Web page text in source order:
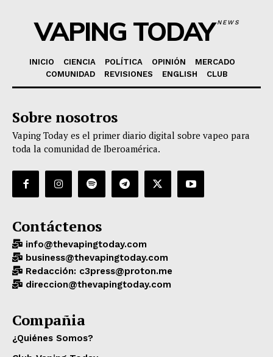
VAPING TODAYNEWS
INICIO CIENCIA POLÍTICA OPINIÓN
MERCADO
COMUNIDAD
REVISIONES ENGLISH CLUB
Sobre nosotros
Vaping Today es el primer diario digital sobre vapeo para
toda la comunidad de Iberoamérica.
Contáctenos
info@thevapingtoday.com
business@thevapingtoday.com
Redacción: c3press@proton.me
direccion@thevapingtoday.com
Compañia
¿Quiénes Somos?